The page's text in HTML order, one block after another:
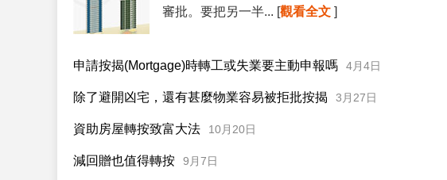
審批。要把另一半... [觀看全文 ]
申請按揭(Mortgage)時轉工或失業要主動申報嗎 4月4日
除了避開凶宅，還有甚麼物業容易被拒批按揭 3月27日
資助房屋轉按致富大法 10月20日
減回贈也值得轉按 9月7日